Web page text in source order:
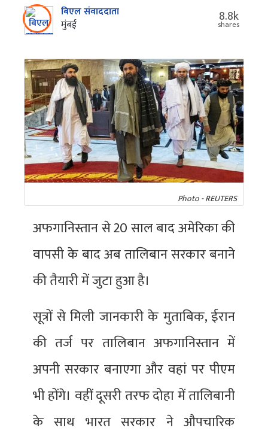
बिएल संवाददाता
मुंबई
8.8k
shares
Photo - REUTERS
अफगानिस्तान से 20 साल बाद अमेरिका की
वापसी के बाद अब तालिबान सरकार बनाने
की तैयारी में जुटा हुआ है।
सूत्रों से मिली जानकारी के मुताबिक, ईरान
की तर्ज पर तालिबान अफगानिस्तान में
अपनी सरकार बनाएगा और वहां पर पीएम
भी होंगे। वहीं दूसरी तरफ दोहा में तालिबानी
के साथ भारत सरकार ने औपचारिक